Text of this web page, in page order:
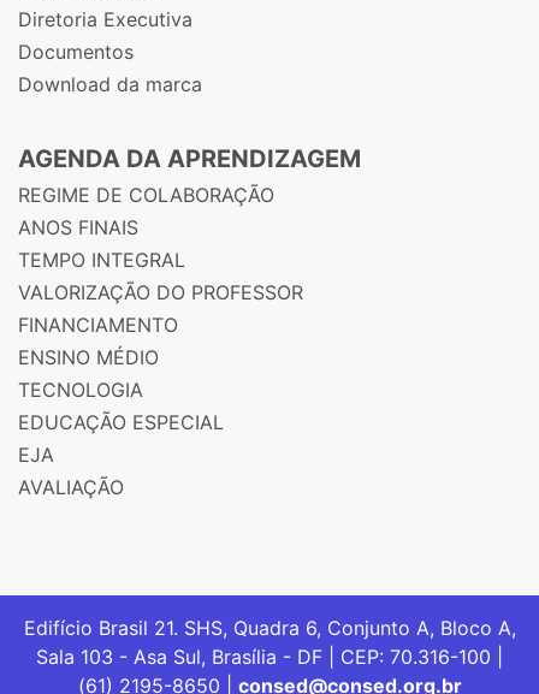
Diretoria Executiva
Documentos
Download da marca
AGENDA DA APRENDIZAGEM
REGIME DE COLABORAÇÃO
ANOS FINAIS
TEMPO INTEGRAL
VALORIZAÇÃO DO PROFESSOR
FINANCIAMENTO
ENSINO MÉDIO
TECNOLOGIA
EDUCAÇÃO ESPECIAL
EJA
AVALIAÇÃO
Edifício Brasil 21. SHS, Quadra 6, Conjunto A, Bloco A,
Sala 103 - Asa Sul, Brasília - DF | CEP: 70.316-100 |
(61) 2195-8650 | consed@consed.org.br